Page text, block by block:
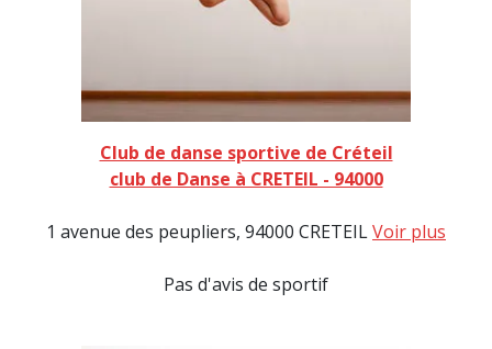
Club de danse sportive de Créteil
club de Danse à CRETEIL - 94000
1 avenue des peupliers, 94000 CRETEILVoir plus
Pas d'avis de sportif